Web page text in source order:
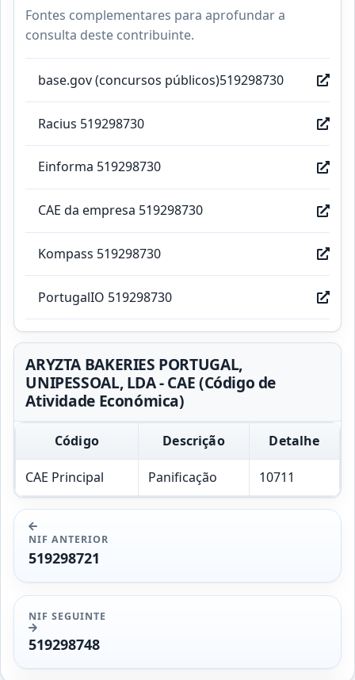
Fontes complementares para aprofundar a
consulta deste contribuinte.
base.gov (concursos públicos)519298730
Racius 519298730
Einforma 519298730
CAE da empresa 519298730
Kompass 519298730
PortugalIO 519298730
ARYZTA BAKERIES PORTUGAL,
UNIPESSOAL, LDA - CAE (Código de
Atividade Económica)
Código Descrição Detalhe
CAE Principal Panificação 10711
NIF ANTERIOR
519298721
NIF SEGUINTE
519298748